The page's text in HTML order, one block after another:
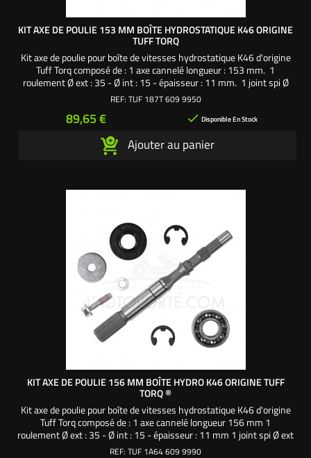
KIT AXE DE POULIE 153 MM BOÎTE HYDROSTATIQUE K46 ORIGINE
TUFF TORQ
Kit axe de poulie pour boîte de vitesses hydrostatique K46 d'origine
Tuff Torq composé de : 1 axe cannelé longueur : 153 mm. 1
roulement Ø ext : 35 - Ø int : 15 - épaisseur : 11 mm. 1 joint spi Ø
ext : 35 - Ø int : 15 - épaisseur : 7 mm. 2 clips Ø ext : 23 - Ø int :
Pièce origine Tuff Torq
REF: TUF 187T 609 9950
Prix
89,65 €  Disponible En Stock
Ajouter au panier
KIT AXE DE POULIE 156 MM BOÎTE HYDRO K46 ORIGINE TUFF
TORQ ®
Kit axe de poulie pour boîte de vitesses hydrostatique K46 d'origine
Tuff Torq composé de : 1 axe cannelé longueur 156 mm 1
roulement Ø ext : 35 - Ø int : 15 - épaisseur : 11 mm 1 joint spi Ø ext
: 35 - Ø int : 15 - épaisseur : 7 mm 2 clips Ø ext : 23 - Ø int : 13 mm
REF: TUF 1A64 609 9990